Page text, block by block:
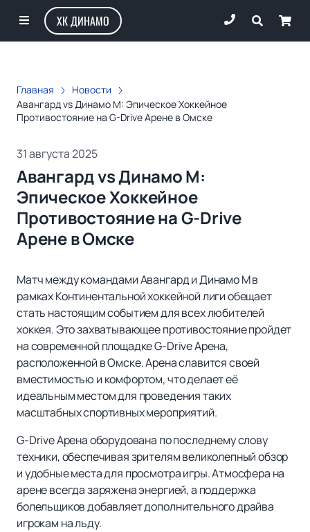
ХК ДИНАМО
Главная
Новости
Авангард vs Динамо М: Эпическое Хоккейное
Противостояние на G-Drive Арене в Омске
31 августа 2025
Авангард vs Динамо М:
Эпическое Хоккейное
Противостояние на G-Drive
Арене в Омске
Матч между командами Авангард и Динамо М в
рамках Континентальной хоккейной лиги обещает
стать настоящим событием для всех любителей
хоккея. Это захватывающее противостояние пройдет
на современной площадке G-Drive Арена,
расположенной в Омске. Арена славится своей
вместимостью и комфортом, что делает её
идеальным местом для проведения таких
масштабных спортивных мероприятий.
G-Drive Арена оборудована по последнему слову
техники, обеспечивая зрителям великолепный обзор
и удобные места для просмотра игры. Атмосфера на
арене всегда заряжена энергией, а поддержка
болельщиков добавляет дополнительного драйва
игрокам на льду.